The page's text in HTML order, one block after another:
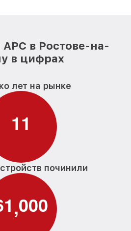
в Ростове-на-
в цифрах
лет на рынке
11
починили
1,000